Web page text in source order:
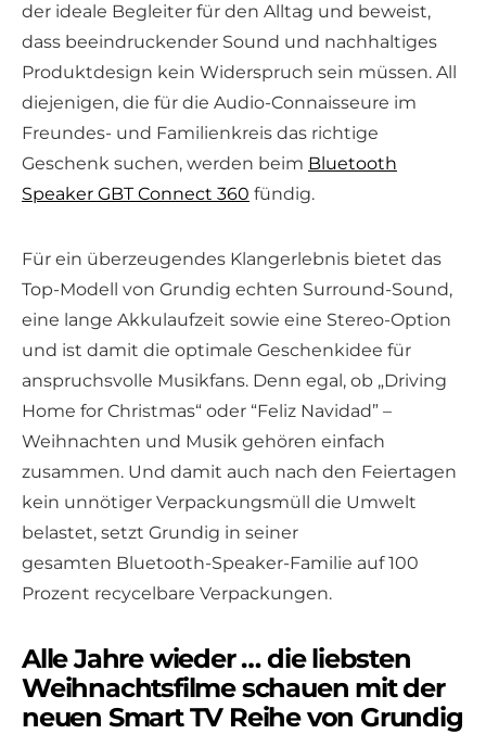
der ideale Begleiter für den Alltag und beweist,
dass beeindruckender Sound und nachhaltiges
Produktdesign kein Widerspruch sein müssen. All
diejenigen, die für die Audio-Connaisseure im
Freundes- und Familienkreis das richtige
Geschenk suchen, werden beim Bluetooth
Speaker GBT Connect 360 fündig.
Für ein überzeugendes Klangerlebnis bietet das
Top-Modell von Grundig echten Surround-Sound,
eine lange Akkulaufzeit sowie eine Stereo-Option
und ist damit die optimale Geschenkidee für
anspruchsvolle Musikfans. Denn egal, ob „Driving
Home for Christmas“ oder “Feliz Navidad” –
Weihnachten und Musik gehören einfach
zusammen. Und damit auch nach den Feiertagen
kein unnötiger Verpackungsmüll die Umwelt
belastet, setzt Grundig in seiner
gesamten Bluetooth-Speaker-Familie auf 100
Prozent recycelbare Verpackungen.
Alle Jahre wieder … die liebsten
Weihnachtsfilme schauen mit der
neuen Smart TV Reihe von Grundig